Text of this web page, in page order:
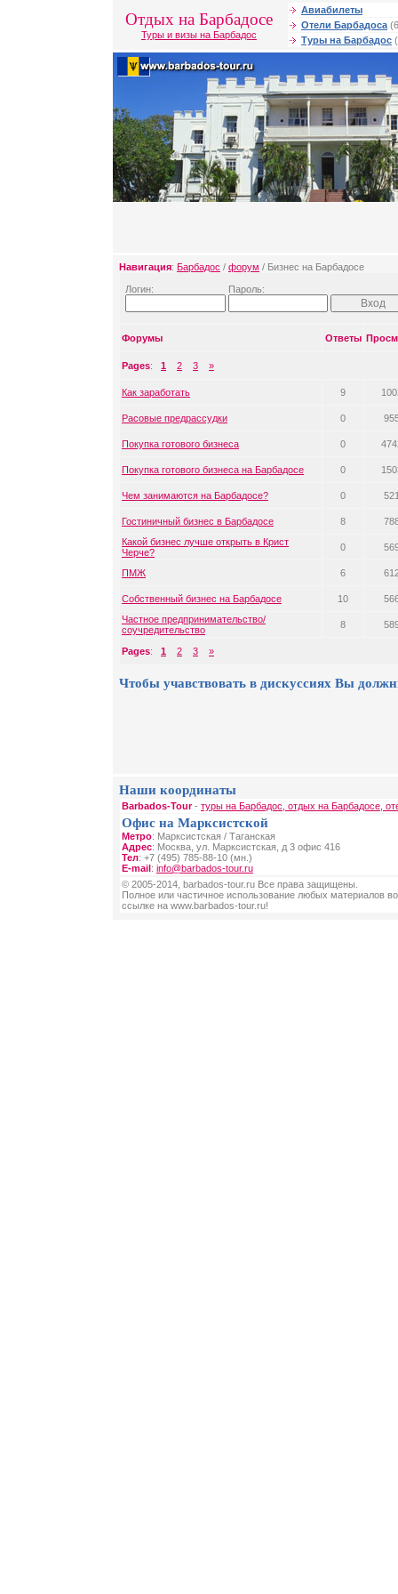
Отдых на Барбадосе
Туры и визы на Барбадос
Авиабилеты
Отели Барбадоса
Туры на Барбадос
Навигация: Барбадос / форум / Бизнес на Барбадосе
Логин: Пароль:
Форумы Ответы
Pages: 1 2 3 »
Как заработать 9
Расовые предрассудки 0
Покупка готового бизнеса 0
Покупка готового бизнеса на Барбадосе 0
Чем занимаются на Барбадосе? 0
Гостиничный бизнес в Барбадосе 8
Какой бизнес лучше открыть в Крист
Черче?
0
ПМЖ 6
Собственный бизнес на Барбадосе 10
Частное предпринимательство/
соучредительство
8
Pages: 1 2 3 »
Чтобы учавствовать в дискуссиях Вы
Наши координаты
Barbados-Tour- туры на Барбадос, отдых на Барбадосе,
Офис на Марксистской
Метро: Марксистская / Таганская
Адрес: Москва, ул. Марксистская, д 3 офис 416
Тел: +7 (495) 785-88-10 (мн.)
E-mail: info@barbados-tour.ru
© 2005-2014, barbados-tour.ru Все права защищены.
Полное или частичное использование любых материалов
ссылке на www.barbados-tour.ru!